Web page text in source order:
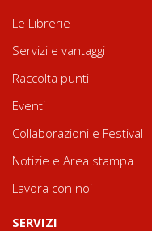
Le Librerie
Servizi e vantaggi
Raccolta punti
Eventi
Collaborazioni e Festival
Notizie e Area stampa
Lavora con noi
SERVIZI